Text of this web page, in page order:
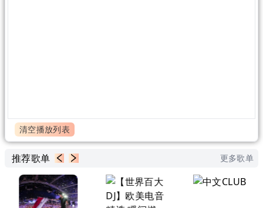
清空播放列表
推荐歌单 更多歌单